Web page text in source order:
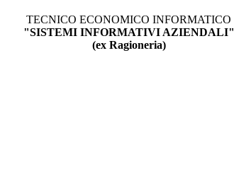
TECNICO ECONOMICO INFORMATICO
"SISTEMI INFORMATIVI AZIENDALI"
(ex Ragioneria)